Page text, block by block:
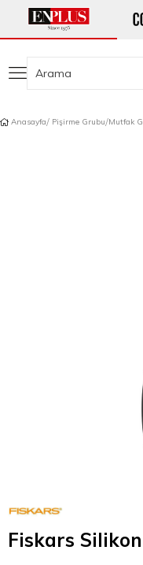
Anasayfa Pişirme Grubu Mutfak
Fiskars